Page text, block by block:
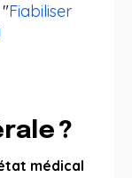
Fiabiliser
?
médical